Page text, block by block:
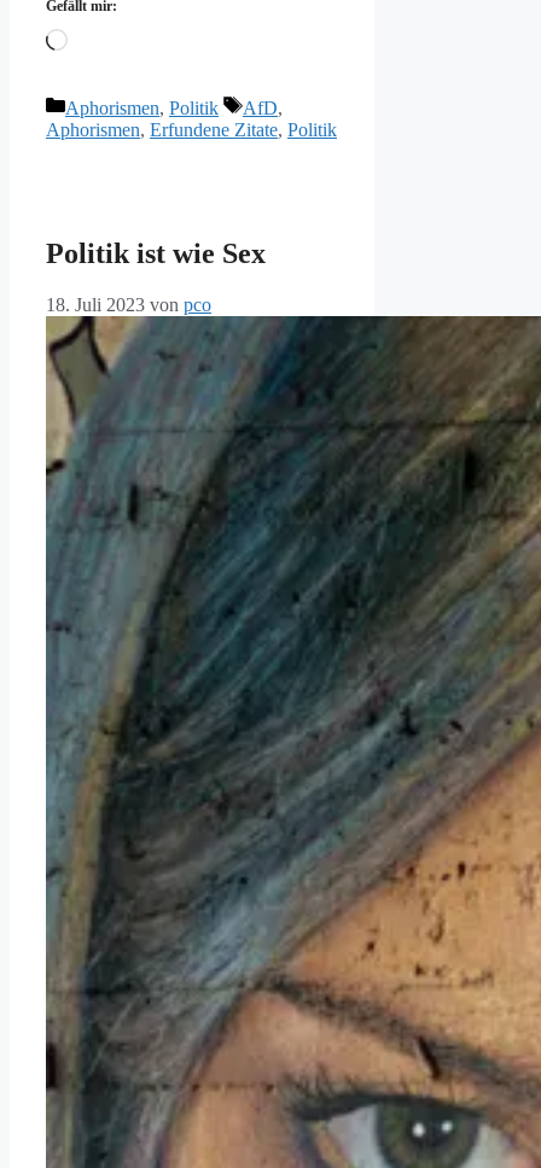
Gefällt mir:
Wird
Kategorien
Aphorismen, Politik Schlagwörter
AfD,
Aphorismen, Erfundene Zitate, Politik
Politik ist wie Sex
18. Juli 2023 von pco